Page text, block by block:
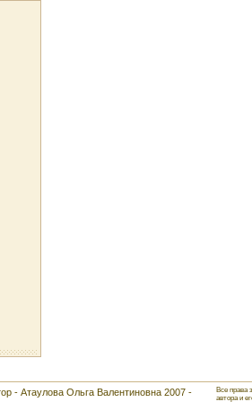
- Атаулова Ольга Валентиновна 2007 -
Все права
автора и